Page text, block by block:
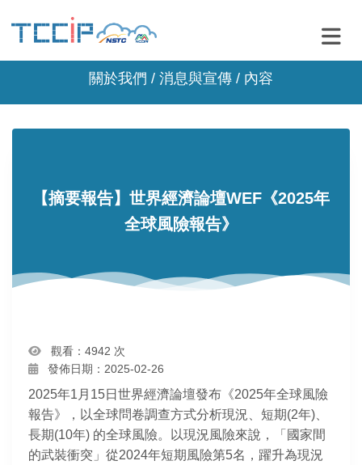
關於我們 / 消息與宣傳 / 內容
【摘要報告】世界經濟論壇WEF《2025年
全球風險報告》
觀看：4942 次
發佈日期：2025-02-26
2025年1月15日世界經濟論壇發布《2025年全球風險
報告》，以全球問卷調查方式分析現況、短期(2年)、
長期(10年) 的全球風險。以現況風險來說，「國家間
的武裝衝突」從2024年短期風險第5名，躍升為現況